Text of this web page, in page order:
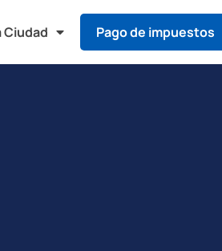
Ciudad Pago de impuestos